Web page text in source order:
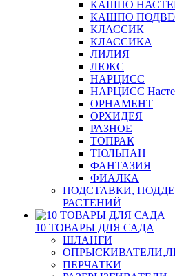
КАШПО
КАШПО
КЛАССИК
КЛАССИКА
ЛИЛИЯ
ЛЮКС
НАРЦИСС
НАРЦИСС
ОРНАМЕНТ
ОРХИДЕЯ
РАЗНОЕ
ТОПРАК
ТЮЛЬПАН
ФАНТАЗИЯ
ФИАЛКА
ПОДСТАВКИ,
РАСТЕНИЙ
10 ТОВАРЫ ДЛЯ САДА
ШЛАНГИ
ПЕРЧАТКИ